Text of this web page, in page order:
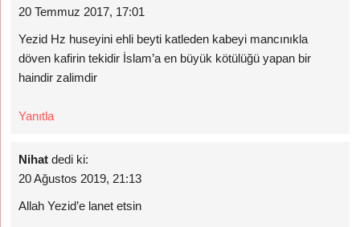
20 Temmuz 2017, 17:01
Yezid Hz huseyini ehli beyti katleden kabeyi mancınıkla
döven kafirin tekidir İslam’a en büyük kötülüğü yapan bir
haindir zalimdir
Yanıtla
Nihat dedi ki:
20 Ağustos 2019, 21:13
Allah Yezid’e lanet etsin